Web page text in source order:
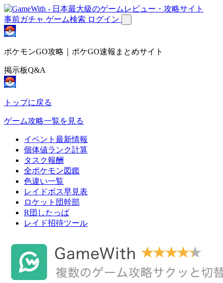
事前ガチャ ゲーム検索 ログイン
ポケモンGO攻略｜ポケGO速報まとめサイト
掲示板Q&A
トップに戻る
ゲーム攻略一覧を見る
イベント最新情報
個体値ランク計算
タスク報酬
全ポケモン図鑑
色違い一覧
レイドボス早見表
ロケット団幹部
R団したっぱ
レイド招待ツール